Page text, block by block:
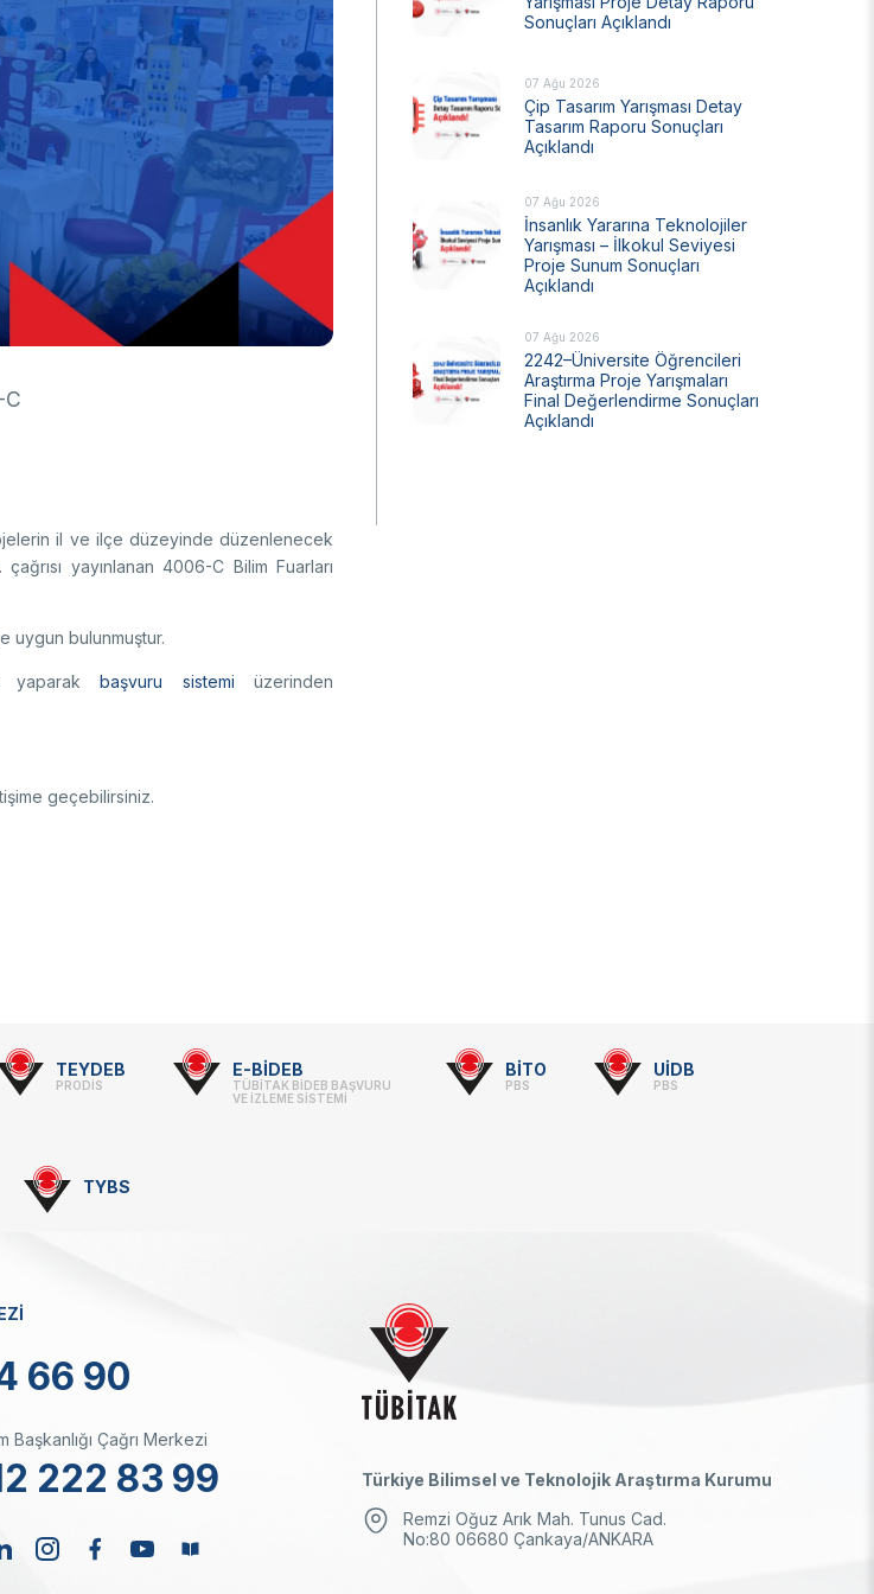
BTY Kılavuzları
(Mülga)
Yapay Zekâ Politikası
Üretken Yapay Zekâ Rehberi
Ulusal Metroloji Enstitüsü (UME)
Kutup Araştırmaları Enstitüsü (KARE)
C
il ve ilçe düzeyinde düzenlenecek
yayınlanan 4006-C Bilim Fuarları
uygun bulunmuştur.
yaparakbaşvuru sistemi üzerinden
geçebilirsiniz.
Sonuçları Açıklandı
07 Ağu 2026
Çip Tasarım Yarışması Detay
Tasarım Raporu Sonuçları
Açıklandı
07 Ağu 2026
İnsanlık Yararına Teknolojiler
Yarışması – İlkokul Seviyesi
Proje Sunum Sonuçları
Açıklandı
07 Ağu 2026
2242–Üniversite Öğrencileri
Araştırma Proje Yarışmaları
Final Değerlendirme Sonuçları
Açıklandı
TEYDEB
PRODİS
E-BİDEB
TÜBİTAK BİDEB BAŞVURU
VE İZLEME SİSTEMİ
BİTO
PBS
UİDB
PBS
TYBS
66 90
Başkanlığı Çağrı Merkezi
222 83 99
Türkiye Bilimsel ve Teknolojik Araştırma Kurumu
Remzi Oğuz Arık Mah. Tunus Cad.
No:80 06680 Çankaya/ANKARA